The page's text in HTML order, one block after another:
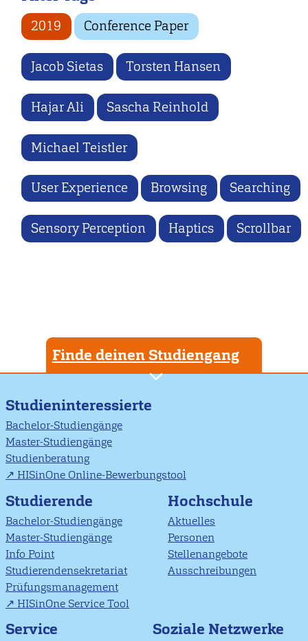
2019 Conference Paper
Jacob Sietas Torsten Hansen
Hajar Ali Sascha Reinhold
Michael Teistler
User Experience Browsing Searching
Sensory Perception Haptics Scrollbar
Finde deinen Studiengang
Studieninteressierte
Bachelor-Studiengänge
Master-Studiengänge
Studienberatung
HISinOne Online-Bewerbungstool
Studierende
Bachelor-Studiengänge
Master-Studiengänge
Info Point
Studierendensekretariat
Prüfungsmanagement
HISinOne Service Tool
Hochschule
Aktuelles
Personen
Stellenangebote
Ausschreibungen
Service Soziale Netzwerke